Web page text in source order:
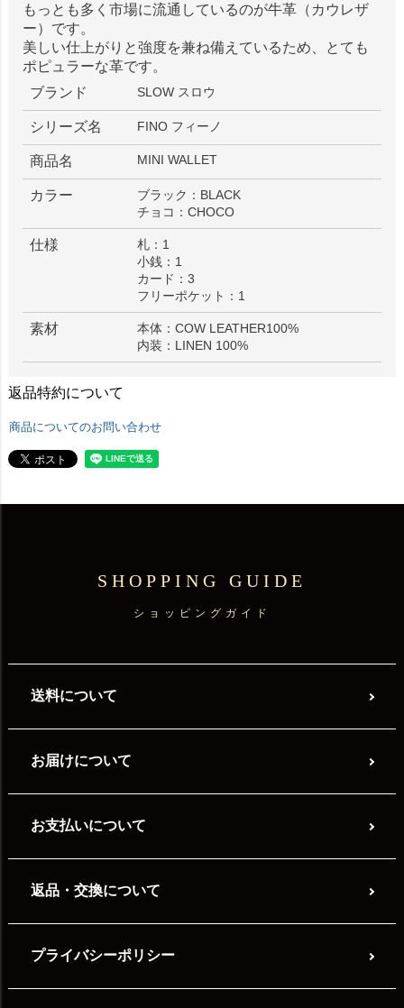
もっとも多く市場に流通しているのが牛革（カウレザ
ー）です。
美しい仕上がりと強度を兼ね備えているため、とても
ポピュラーな革です。
ブランド
SLOW スロウ
シリーズ名 FINO フィーノ
商品名 MINI WALLET
カラー
ブラック：BLACK
チョコ：CHOCO
仕様
札：1
小銭：1
カード：3
フリーポケット：1
素材
本体：COW LEATHER100%
内装：LINEN 100%
返品特約について
商品についてのお問い合わせ
SHOPPING GUIDE
ショッピングガイド
送料について
お届けについて
お支払いについて
返品・交換について
プライバシーポリシー